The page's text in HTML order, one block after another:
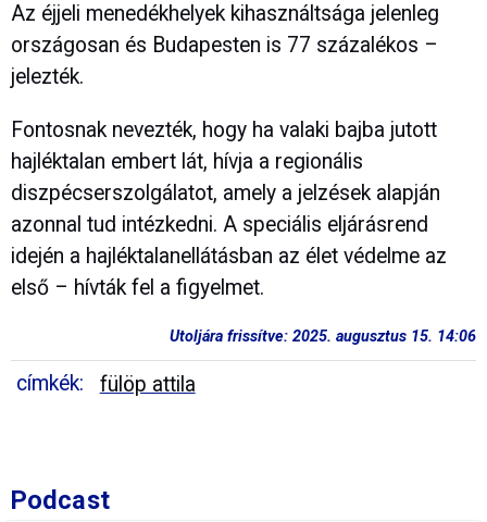
Az éjjeli menedékhelyek kihasználtsága jelenleg
országosan és Budapesten is 77 százalékos –
jelezték.
Fontosnak nevezték, hogy ha valaki bajba jutott
hajléktalan embert lát, hívja a regionális
diszpécserszolgálatot, amely a jelzések alapján
azonnal tud intézkedni. A speciális eljárásrend
idején a hajléktalanellátásban az élet védelme az
első – hívták fel a figyelmet.
Utoljára frissítve: 2025. augusztus 15. 14:06
címkék: fülöp attila
Podcast